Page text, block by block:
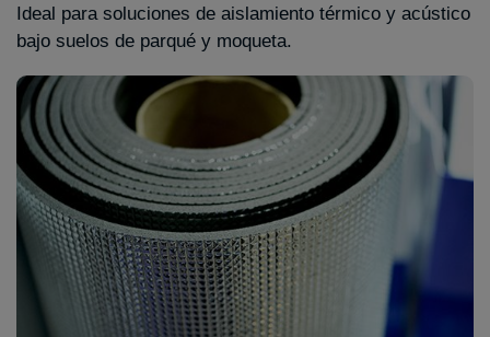
Ideal para soluciones de aislamiento térmico y acústico
bajo suelos de parqué y moqueta.